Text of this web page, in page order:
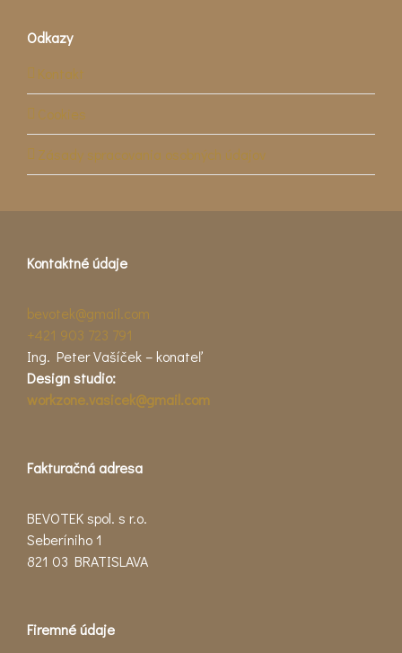
Odkazy
Kontakt
Cookies
Zásady spracovania osobných údajov
Kontaktné údaje
bevotek@gmail.com
+421 903 723 791
Ing. Peter Vašíček – konateľ
Design studio:
workzone.vasicek@gmail.com
Fakturačná adresa
BEVOTEK spol. s r.o.
Seberíniho 1
821 03 BRATISLAVA
Firemné údaje